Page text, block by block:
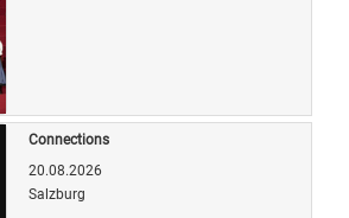
Connections
20.08.2026
Salzburg